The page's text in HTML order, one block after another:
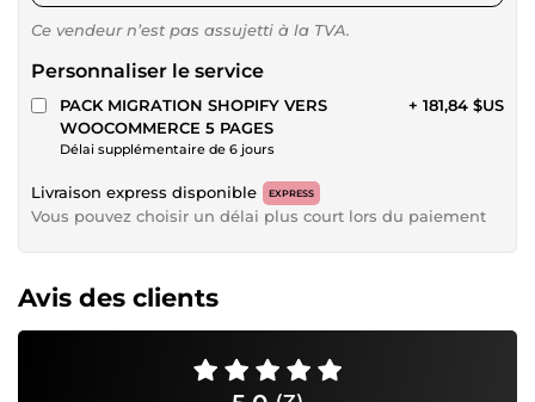
Ce vendeur n’est pas assujetti à la TVA.
Personnaliser le service
PACK MIGRATION SHOPIFY VERS
WOOCOMMERCE 5 PAGES
Délai supplémentaire de 6 jours
+ 181,84 $US
Livraison express disponible EXPRESS
Vous pouvez choisir un délai plus court lors du paiement
Avis des clients